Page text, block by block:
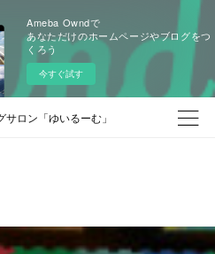
Ameba Owndで
あなただけのホームページやブログをつ
くろう
今すぐ試す
ロン「ゆいるーむ」